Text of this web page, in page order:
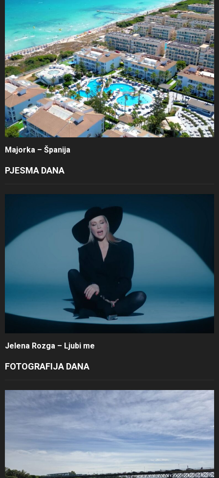
Majorka – Španija
PJESMA DANA
Jelena Rozga – Ljubi me
FOTOGRAFIJA DANA